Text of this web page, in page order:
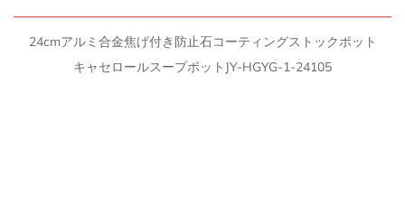
クイックビュー
24cmアルミ合金焦げ付き防止石コーティングストックポット
キャセロールスープポットJY-HGYG-1-24105